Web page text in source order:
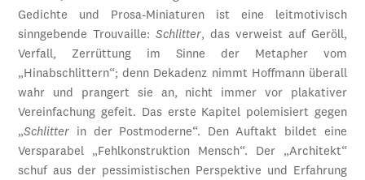
Gedichte und Prosa-Miniaturen ist eine leitmotivisch
sinngebende Trouvaille:Schlitter, das verweist auf Geröll,
Verfall, Zerrüttung im Sinne der Metapher vom
„Hinabschlittern“; denn Dekadenz nimmt Hoffmann überall
wahr und prangert sie an, nicht immer vor plakativer
Vereinfachung gefeit. Das erste Kapitel polemisiert gegen
„Schlitter in der Postmoderne“. Den Auftakt bildet eine
Versparabel „Fehlkonstruktion Mensch“. Der „Architekt“
schuf aus der pessimistischen Perspektive und Erfahrung